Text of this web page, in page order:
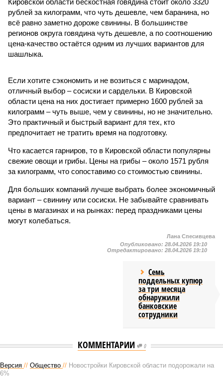
Кировской области бескостная говядина стоит около 3320
рублей за килограмм, что чуть дешевле, чем баранина, но
всё равно заметно дороже свинины. В большинстве
регионов округа говядина чуть дешевле, а по соотношению
цена-качество остаётся одним из лучших вариантов для
шашлыка.
Если хотите сэкономить и не возиться с маринадом,
отличный выбор – сосиски и сардельки. В Кировской
области цена на них достигает примерно 1600 рублей за
килограмм – чуть выше, чем у свинины, но не значительно.
Это практичный и быстрый вариант для тех, кто
предпочитает не тратить время на подготовку.
Что касается гарниров, то в Кировской области популярны
свежие овощи и грибы. Цены на грибы – около 1571 рубля
за килограмм, что сопоставимо со стоимостью свинины.
Для больших компаний лучше выбрать более экономичный
вариант – свинину или сосиски. Не забывайте сравнивать
цены в магазинах и на рынках: перед праздниками цены
могут колебаться.
Лана Спесивцева
Опубликовано: 28.04.2026 19:10
Отредактировано: 28.04.2026 19:10
Семь
поддельных купюр
за три месяца
обнаружили
банковские
сотрудники
КОММЕНТАРИИ 0
Версия // Общество // Новостройки Кировской области подорожали на
6%